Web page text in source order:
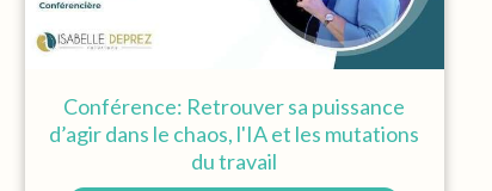
Conférence: Retrouver sa puissance
d’agir dans le chaos, l'IA et les mutations
du travail